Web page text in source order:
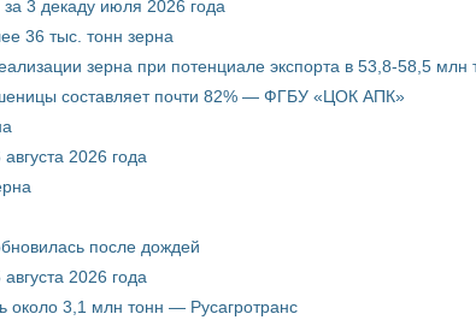
за 3 декаду июля 2026 года
36 тыс. тонн зерна
зерна при потенциале экспорта в 53,8-58,5 млн
составляет почти 82% — ФГБУ «ЦОК АПК»
2026 года
после дождей
2026 года
около 3,1 млн тонн — Русагротранс